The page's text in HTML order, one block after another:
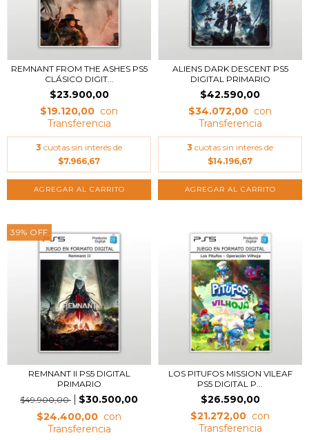
REMNANT FROM THE ASHES PS5
CLÁSICO DIGIT...
$23.900,00
$19.120,00
3 cuotas sin interés de
$7.966,67
ALIENS DARK DESCENT PS5
DIGITAL PRIMARIO
$42.590,00
$34.072,00
3 cuotas sin interés de
$14.196,67
39% OFF
REMNANT II PS5 DIGITAL
PRIMARIO
$49.900,00
$30.500,00
$24.400,00
LOS PITUFOS MISSION VILEAF
PS5 DIGITAL P...
$26.590,00
$21.272,00